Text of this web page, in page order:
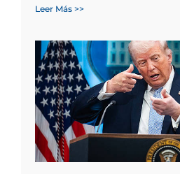
Leer Más >>